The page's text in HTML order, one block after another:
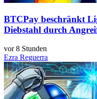
BTCPay beschränkt
Diebstahl durch
vor 8 Stunden
Ezra Reguerra